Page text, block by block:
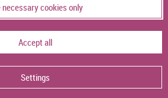
necessary cookies only
Accept all
Settings